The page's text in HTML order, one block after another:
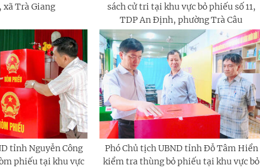
xã Trà Giang
sách cử tri tại khu vực bỏ phiếu số 11,
TDP An Định, phường Trà Câu
tỉnh Nguyễn Công
phiếu tại khu vực
Phó Chủ tịch UBND tỉnh Đỗ Tâm Hiển
kiểm tra thùng bỏ phiếu tại khu vực bỏ